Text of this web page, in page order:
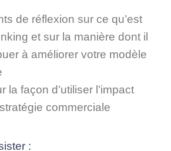
de réflexion sur ce qu’est
et sur la manière dont il
à améliorer votre modèle
la façon d’utiliser l’impact
commerciale
: